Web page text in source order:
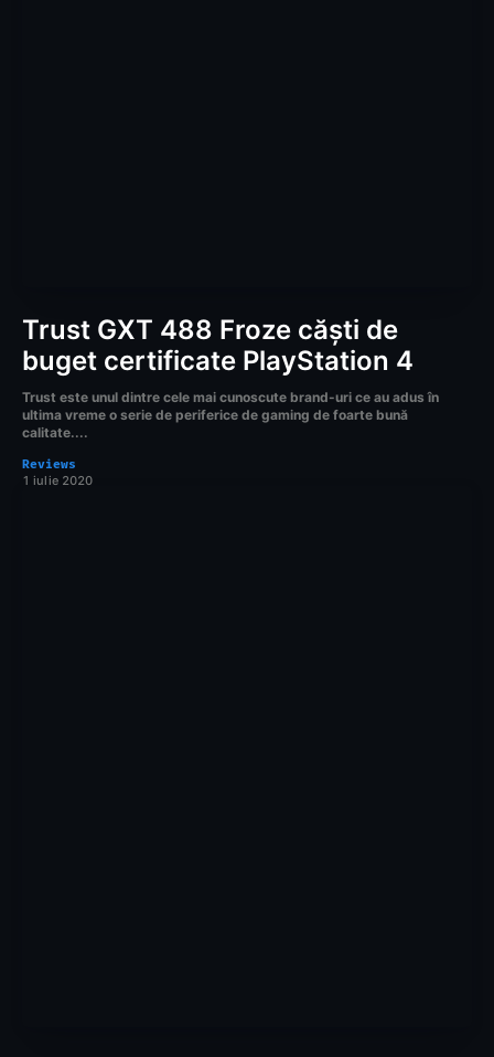
Trust GXT 488 Froze căști de
buget certificate PlayStation 4
Trust este unul dintre cele mai cunoscute brand-uri ce au adus în
ultima vreme o serie de periferice de gaming de foarte bună
calitate....
Reviews
1 iulie 2020